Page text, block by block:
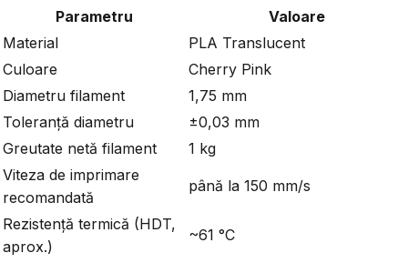
Parametru
Valoare
Material
PLA Translucent
Culoare
Cherry Pink
Diametru filament
1,75 mm
Toleranță diametru
±0,03 mm
Greutate netă filament
1 kg
Viteza de imprimare
recomandată
până la 150 mm/s
Rezistență termică (HDT,
aprox.)
~61 °C